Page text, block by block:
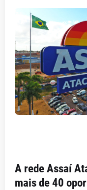
A rede Assaí
mais de 40